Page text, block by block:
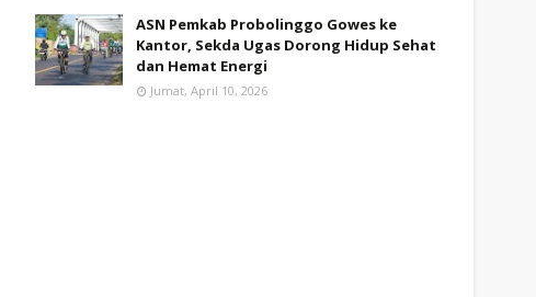
ASN Pemkab Probolinggo Gowes ke
Kantor, Sekda Ugas Dorong Hidup Sehat
dan Hemat Energi
Jumat, April 10, 2026